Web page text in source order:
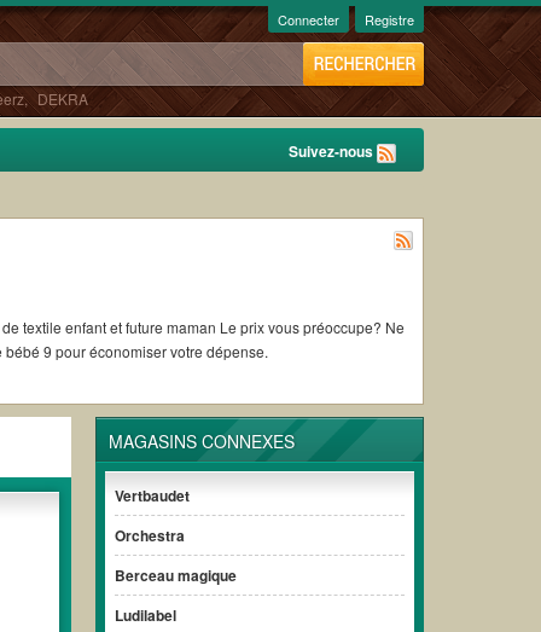
, DEKRA
Connecter Registre
Suivez-nous
9 pour économiser votre dépense.
MAGASINS CONNEXES
Vertbaudet
Orchestra
Berceau magique
Ludilabel